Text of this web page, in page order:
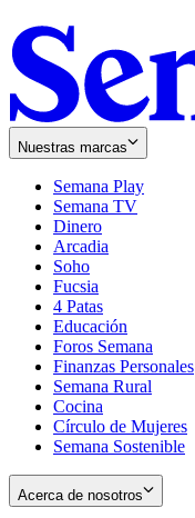
Nuestras marcas
Semana Play
Semana TV
Dinero
Arcadia
Soho
in
new
window
Fucsia
in
new
window
4 Patas
Educación
Foros Semana
Finanzas Personales
Semana Rural
Cocina
Círculo de Mujeres
Semana Sostenible
Acerca de nosotros